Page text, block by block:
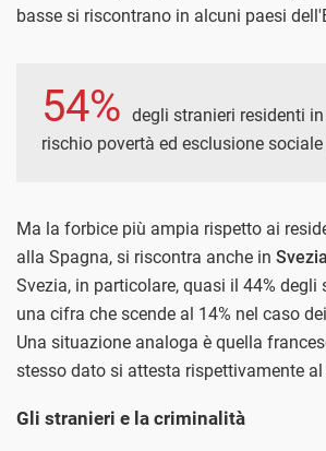
basse si riscontrano in alcuni paesi
54% degli stranieri residenti
rischio povertà ed esclusione
Ma la forbice più ampia rispetto ai
alla Spagna, si riscontra anche in Svezia
Svezia, in particolare, quasi il 44% degli
una cifra che scende al 14% nel caso
Una situazione analoga è quella
stesso dato si attesta rispettivamente al
Gli stranieri e la criminalità